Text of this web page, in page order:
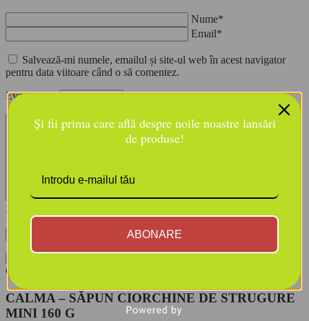
Nume*
Email*
Salvează-mi numele, emailul și site-ul web în acest navigator
pentru data viitoare când o să comentez.
Evaluarea ta
Recenzia ta
CALMA – SĂPUN CIORCHINE DE STRUGURE
MINI 160 G
Și fii prima care află despre noile noastre lansări
de produse!
ABONARE